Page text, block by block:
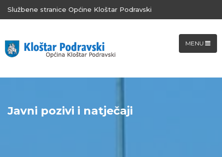
Službene stranice Općine Kloštar Podravski
MENU
Javni pozivi i natječaji